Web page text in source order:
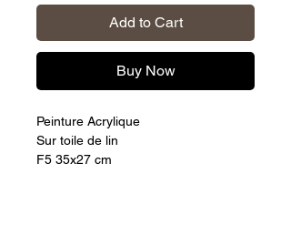
Add to Cart
Buy Now
Peinture Acrylique
Sur toile de lin
F5 35x27 cm